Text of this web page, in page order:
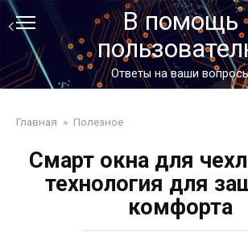
Перейти
контенту
В помощь
Ответы на ваши
Главная » Полезное
Смарт окна для
технология для
комфорта